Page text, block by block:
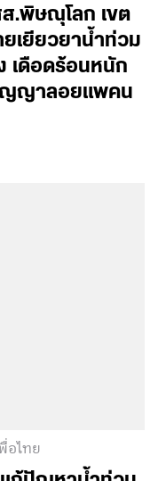
.พิษณุโลก เขต
เยียวยาน้ำท่วม
เดือดร้อนหนัก
ญญาลอยแพคน
อไทย